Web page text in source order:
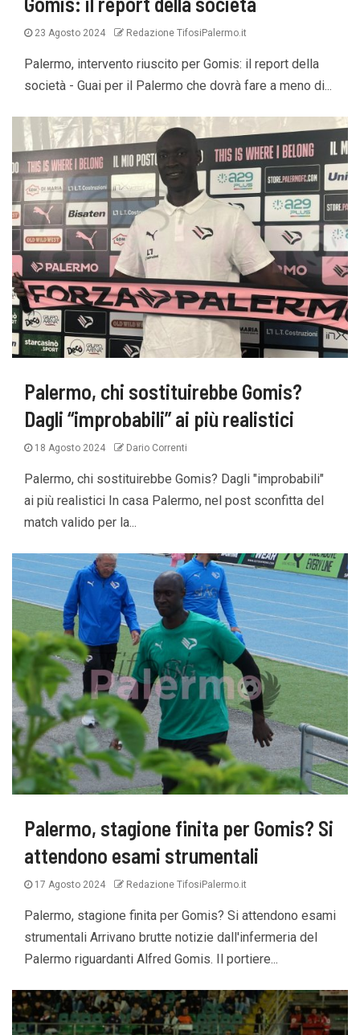
23 Agosto 2024 Redazione TifosiPalermo.it
Palermo, intervento riuscito per Gomis: il report della
società - Guai per il Palermo che dovrà fare a meno di...
Palermo, chi sostituirebbe Gomis?
Dagli “improbabili” ai più realistici
18 Agosto 2024 Dario Correnti
Palermo, chi sostituirebbe Gomis? Dagli "improbabili"
ai più realistici In casa Palermo, nel post sconfitta del
match valido per la...
Palermo, stagione finita per Gomis? Si
attendono esami strumentali
17 Agosto 2024 Redazione TifosiPalermo.it
Palermo, stagione finita per Gomis? Si attendono esami
strumentali Arrivano brutte notizie dall'infermeria del
Palermo riguardanti Alfred Gomis. Il portiere...